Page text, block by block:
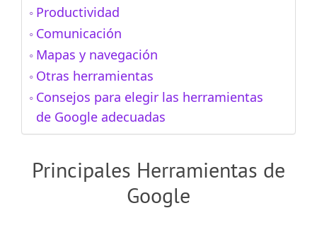
Productividad
Comunicación
Mapas y navegación
Otras herramientas
Consejos para elegir las herramientas
de Google adecuadas
Principales Herramientas de
Google